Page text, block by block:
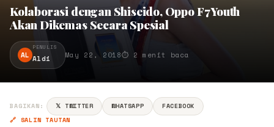
Kolaborasi dengan Shiseido, Oppo F7 Youth
Akan Dikemas Secara Spesial
AL
PENULIS
Aldi May 22, 2018⏱ 2 menit baca
BAGIKAN: 𝕏 TWITTER WHATSAPP
FACEBOOK
🔗 SALIN TAUTAN